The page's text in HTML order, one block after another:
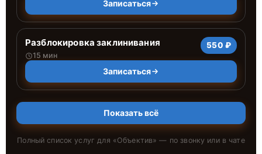
Записаться
Разблокировка заклинивания
15 мин
550 ₽
Записаться
Показать всё
Полный список услуг для «Объектив» — по звонку или в чате